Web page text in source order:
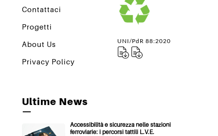
Contattaci
Progetti
About Us
Privacy Policy
UNI/PdR 88:2020
Ultime News
—
Accessibilità e sicurezza nelle stazioni
ferroviarie: i percorsi tattili L.V.E.